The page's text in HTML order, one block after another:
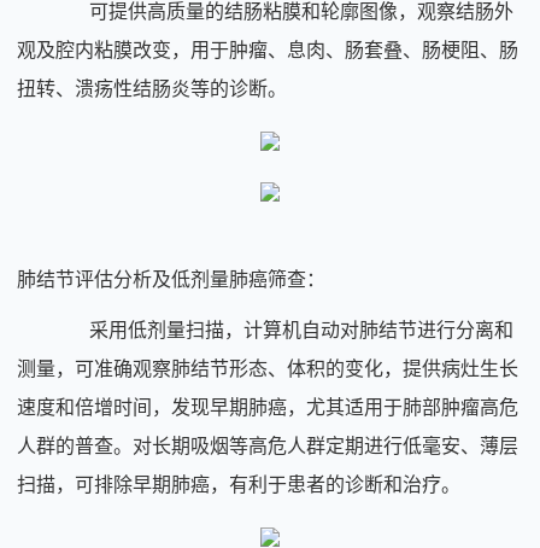
可提供高质量的结肠粘膜和轮廓图像，观察结肠外
观及腔内粘膜改变，用于肿瘤、息肉、肠套叠、肠梗阻、肠
扭转、溃疡性结肠炎等的诊断。
肺结节评估分析及低剂量肺癌筛查：
采用低剂量扫描，计算机自动对肺结节进行分离和
测量，可准确观察肺结节形态、体积的变化，提供病灶生长
速度和倍增时间，发现早期肺癌，尤其适用于肺部肿瘤高危
人群的普查。对长期吸烟等高危人群定期进行低毫安、薄层
扫描，可排除早期肺癌，有利于患者的诊断和治疗。